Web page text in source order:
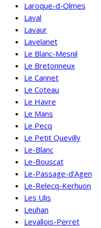
Laroque-d-Olmes
Laval
Lavaur
Lavelanet
Le Blanc-Mesnil
Le Bretonneux
Le Cannet
Le Coteau
Le Havre
Le Mans
Le Pecq
Le Petit Quevilly
Le-Blanc
Le-Bouscat
Le-Passage-d'Agen
Le-Relecq-Kerhuon
Les Ulis
Leuhan
Levallois-Perret